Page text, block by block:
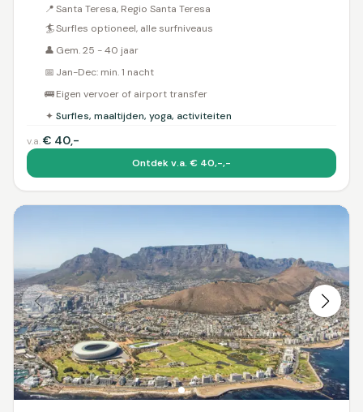
📍Santa Teresa, Regio Santa Teresa
🏄Surfles optioneel, alle surfniveaus
👤 Gem. 25 - 40 jaar
📅 Jan-Dec: min. 1 nacht
🚌Eigen vervoer of airport transfer
✦ Surfles, maaltijden, yoga, activiteiten
v.a.€ 40,-
Ontdek v.a. € 40,-,-